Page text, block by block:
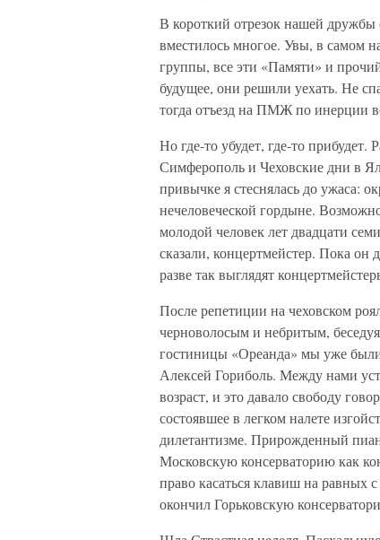
В короткий отрезок нашей
вместилось многое. Увы, в самом
группы, все эти «Памяти» и
будущее, они решили уехать. Не
тогда отъезд на ПМЖ по инерции
Но где-то убудет, где-то прибудет.
Симферополь и Чеховские дни в
привычке я стеснялась до ужаса:
нечеловеческой гордыне.
молодой человек лет двадцати
сказали, концертмейстер. Пока он
разве так выглядят
После репетиции на чеховском
черноволосым и небритым,
гостиницы «Ореанда» мы уже
Алексей Гориболь. Между нами
возраст, и это давало свободу
состоявшее в легком налете
дилетантизме. Прирожденный
Московскую консерваторию как
право касаться клавиш на
окончил Горьковскую